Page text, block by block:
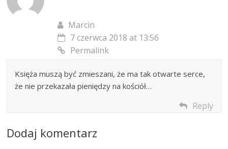
Marcin
7 czerwca 2018 at 13:56
Permalink
Księża muszą być zmieszani, że ma tak otwarte serce,
że nie przekazała pieniędzy na kościół…
Reply
Dodaj komentarz